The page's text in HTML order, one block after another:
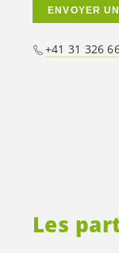
Les
ENVOYER
+41 31 326